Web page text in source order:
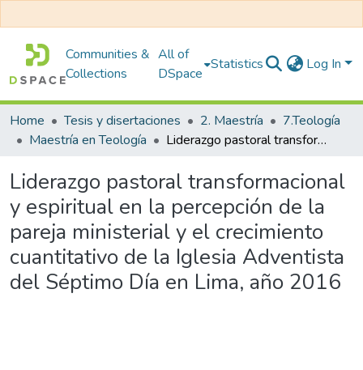
Communities &
Collections
All of
DSpace
Statistics Log In
Home Tesis y disertaciones 2. Maestría
7.Teología
Maestría en Teología
Liderazgo pastoral transformacional y espiritual en la percepción de la pareja ministerial y el crecimiento cuantitativo de la Iglesia Adventista del Séptimo Día en Lima, año 2016
Liderazgo pastoral transformacional
y espiritual en la percepción de la
pareja ministerial y el crecimiento
cuantitativo de la Iglesia Adventista
del Séptimo Día en Lima, año 2016